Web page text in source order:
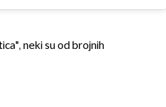
neki su od brojnih